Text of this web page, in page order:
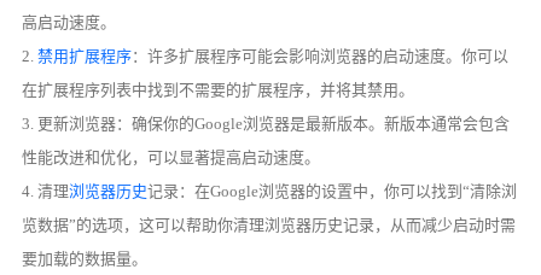
高启动速度。
2.禁用扩展程序：许多扩展程序可能会影响浏览器的启动速度。你可以
在扩展程序列表中找到不需要的扩展程序，并将其禁用。
3. 更新浏览器：确保你的Google浏览器是最新版本。新版本通常会包含
性能改进和优化，可以显著提高启动速度。
4. 清理浏览器历史记录：在Google浏览器的设置中，你可以找到“清除浏
览数据”的选项，这可以帮助你清理浏览器历史记录，从而减少启动时需
要加载的数据量。